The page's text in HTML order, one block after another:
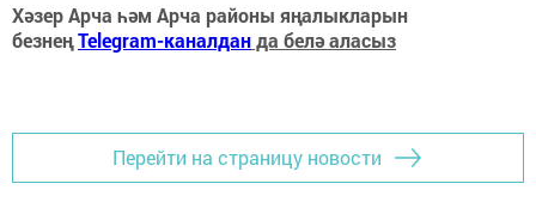
Хәзер Арча һәм Арча районы яңалыкларын
безнеңTelegram-каналданда белә аласыз
Перейти на страницу новости